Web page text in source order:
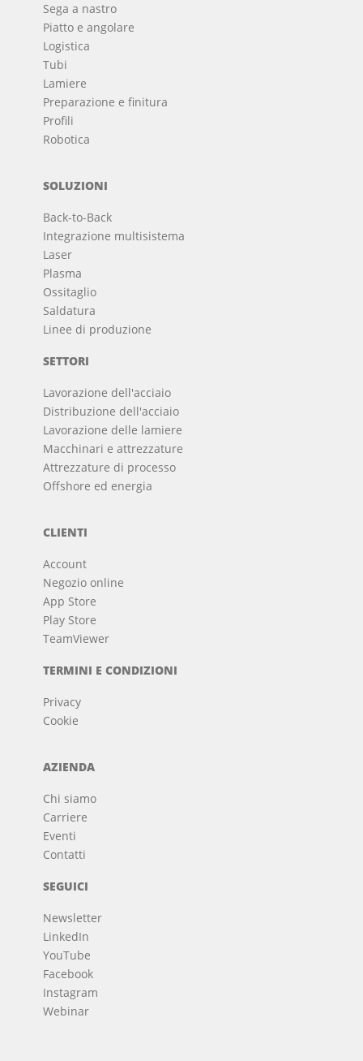
Sega a nastro
Piatto e angolare
Logistica
Tubi
Lamiere
Preparazione e finitura
Profili
Robotica
SOLUZIONI
Back-to-Back
Integrazione multisistema
Laser
Plasma
Ossitaglio
Saldatura
Linee di produzione
SETTORI
Lavorazione dell'acciaio
Distribuzione dell'acciaio
Lavorazione delle lamiere
Macchinari e attrezzature
Attrezzature di processo
Offshore ed energia
CLIENTI
Account
Negozio online
App Store
Play Store
TeamViewer
TERMINI E CONDIZIONI
Privacy
Cookie
AZIENDA
Chi siamo
Carriere
Eventi
Contatti
SEGUICI
Newsletter
LinkedIn
YouTube
Facebook
Instagram
Webinar